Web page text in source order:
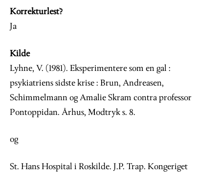
Korrekturlest?
Ja
Kilde
Lyhne, V. (1981). Eksperimentere som en gal :
psykiatriens sidste krise : Brun, Andreasen,
Schimmelmann og Amalie Skram contra professor
Pontoppidan. Århus, Modtryk s. 8.
og
St. Hans Hospital i Roskilde. J.P. Trap. Kongeriget